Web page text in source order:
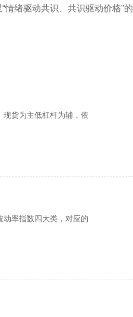
绪驱动共识、共识驱动价格”的
货为主低杠杆为辅，依
动率指数四大类，对应的